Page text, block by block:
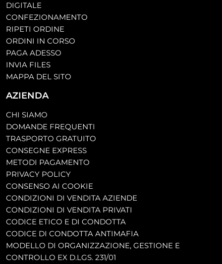
DIGITALE
CONFEZIONAMENTO
RIPETI ORDINE
ORDINI IN CORSO
PAGA ADESSO
INVIA FILES
MAPPA DEL SITO
AZIENDA
CHI SIAMO
DOMANDE FREQUENTI
TRASPORTO GRATUITO
CONSEGNE EXPRESS
METODI PAGAMENTO
PRIVACY POLICY
CONSENSO AI COOKIE
CONDIZIONI DI VENDITA AZIENDE
CONDIZIONI DI VENDITA PRIVATI
CODICE ETICO E DI CONDOTTA
CODICE DI CONDOTTA ANTIMAFIA
MODELLO DI ORGANIZZAZIONE, GESTIONE E
CONTROLLO EX D.LGS. 231/01